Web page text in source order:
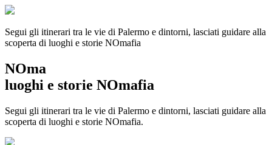
Segui gli itinerari tra le vie di Palermo e dintorni, lasciati guidare alla
scoperta di luoghi e storie NOmafia
NOma
luoghi e storie NOmafia
Segui gli itinerari tra le vie di Palermo e dintorni, lasciati guidare alla
scoperta di luoghi e storie NOmafia.